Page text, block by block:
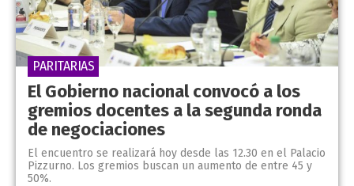
El Gobierno nacional convocó a los
gremios docentes a la segunda ronda
de negociaciones
El encuentro se realizará hoy desde las 12.30 en el Palacio
Pizzurno. Los gremios buscan un aumento de entre 45 y
50%.
PARITARIAS